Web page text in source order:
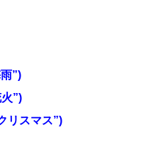
”)
”)
リスマス”)